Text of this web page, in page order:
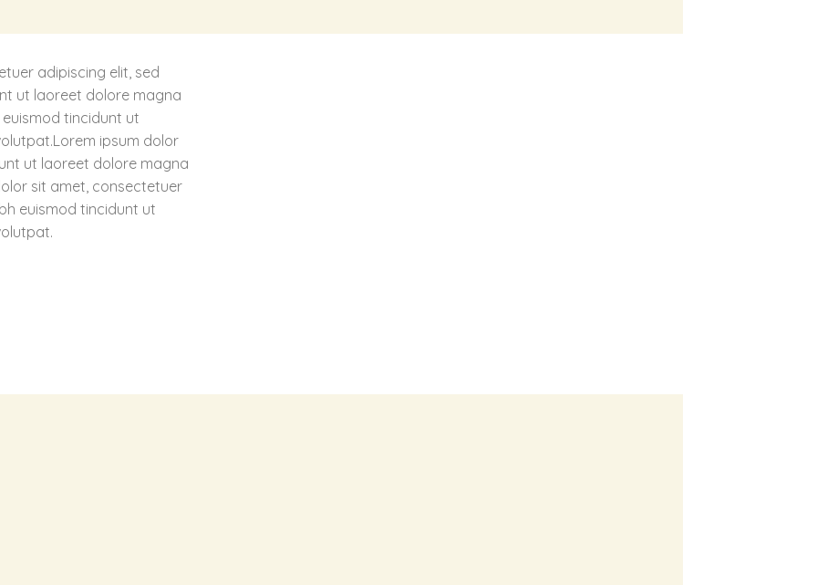
adipiscing elit, sed
ut laoreet dolore magna
tincidunt ut
ipsum dolor
ut laoreet dolore magna
sit amet, consectetuer
euismod tincidunt ut